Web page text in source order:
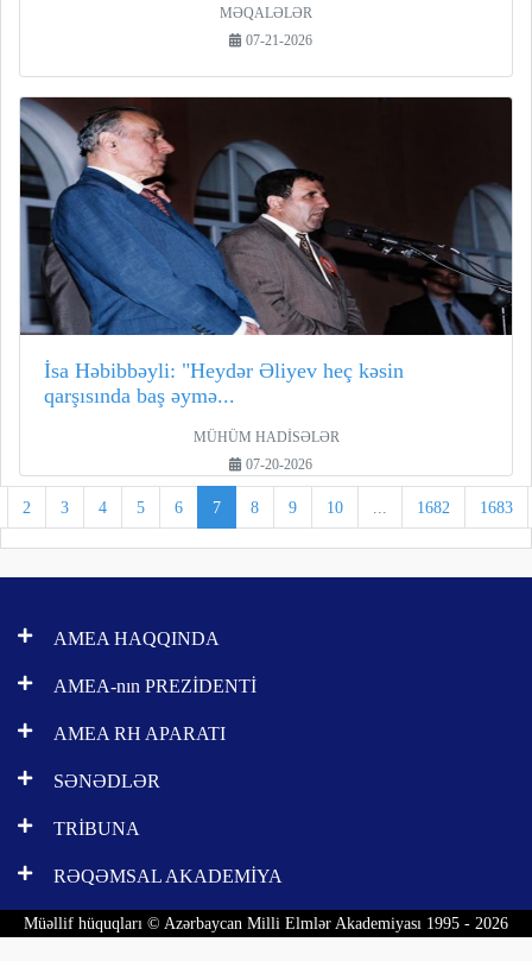
MƏQALƏLƏR
07-21-2026
İsa Həbibbəyli: "Heydər Əliyev heç kəsin
qarşısında baş əymə...
MÜHÜM HADİSƏLƏR
07-20-2026
2 3 4 5 6 7 8 9 10 ... 1682 1683
AMEA HAQQINDA
AMEA-nın PREZİDENTİ
AMEA RH APARATI
SƏNƏDLƏR
TRİBUNA
RƏQƏMSAL AKADEMİYA
Müəllif hüquqları © Azərbaycan Milli Elmlər Akademiyası 1995 - 2026